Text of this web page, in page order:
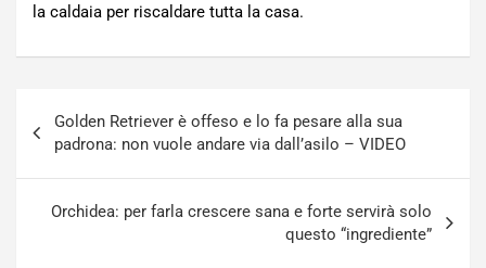
la caldaia per riscaldare tutta la casa.
articoli
Golden Retriever è offeso e lo fa pesare alla sua
padrona: non vuole andare via dall’asilo – VIDEO
Orchidea: per farla crescere sana e forte servirà solo
questo “ingrediente”